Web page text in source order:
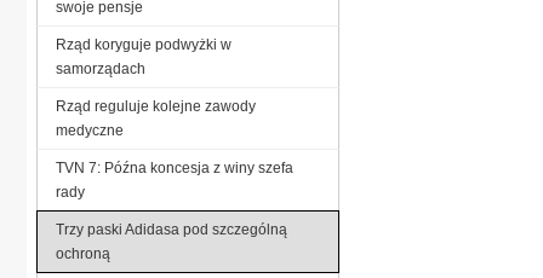
swoje pensje
Rząd koryguje podwyżki w
samorządach
Rząd reguluje kolejne zawody
medyczne
TVN 7: Późna koncesja z winy szefa
rady
Trzy paski Adidasa pod szczególną
ochroną